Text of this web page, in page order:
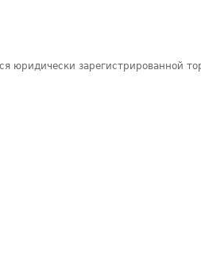
юридически зарегистрированной